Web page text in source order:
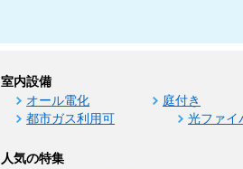
室内設備
オール電化 庭付き
都市ガス利用可
光ファイ
人気の特集